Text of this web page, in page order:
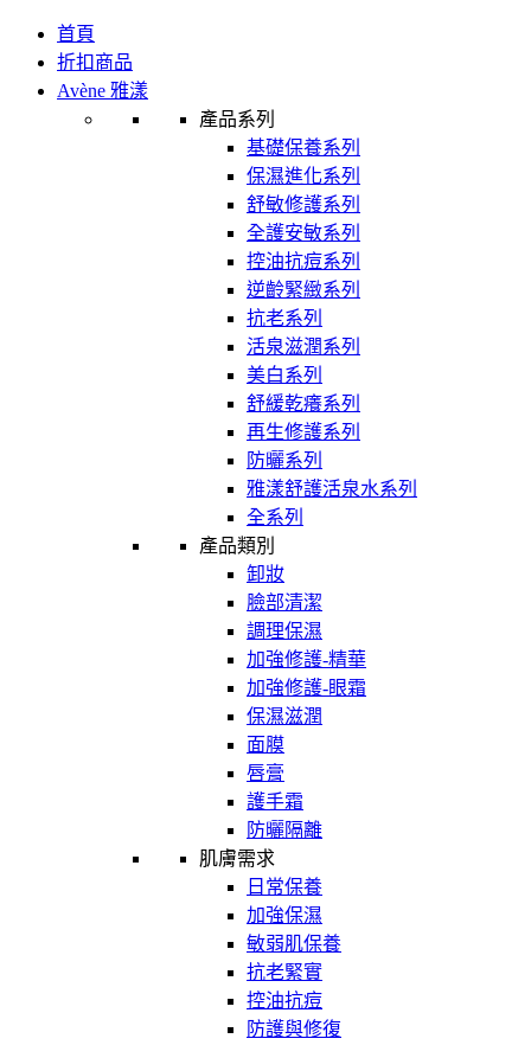
首頁
折扣商品
Avène 雅漾
產品系列
基礎保養系列
保濕進化系列
舒敏修護系列
全護安敏系列
控油抗痘系列
逆齡緊緻系列
抗老系列
活泉滋潤系列
美白系列
舒緩乾癢系列
再生修護系列
防曬系列
雅漾舒護活泉水系列
全系列
產品類別
卸妝
臉部清潔
調理保濕
加強修護-精華
加強修護-眼霜
保濕滋潤
面膜
唇膏
護手霜
防曬隔離
肌膚需求
日常保養
加強保濕
敏弱肌保養
抗老緊實
控油抗痘
防護與修復